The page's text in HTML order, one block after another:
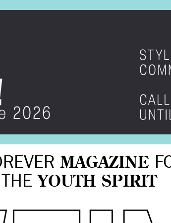
MAGAZINE
YOUTH SPIRIT